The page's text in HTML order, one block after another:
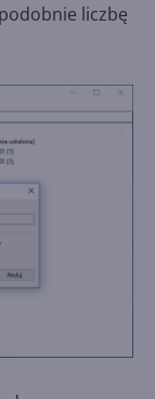
liczbę